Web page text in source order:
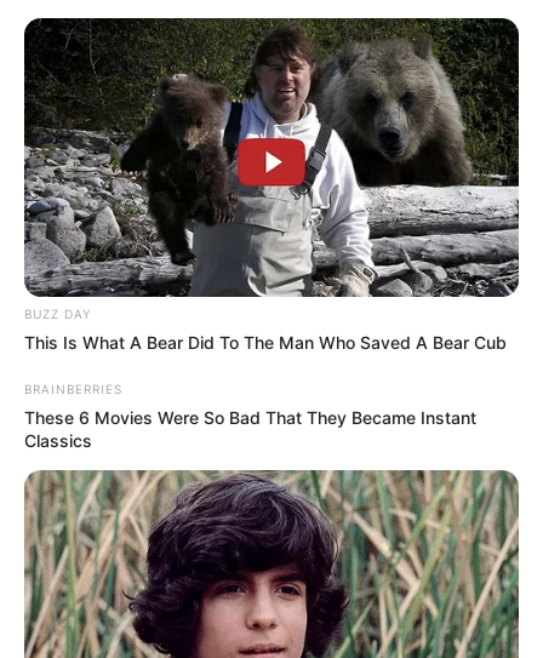
MENU
ET
WIDGETS
PRIX ARIEL PRONOSTIC
QUINTE PMU 12-04-2024
BUZZ DAY
This Is What A Bear Did To The Man Who Saved A Bear Cub
BRAINBERRIES
These 6 Movies Were So Bad That They Became Instant
Classics